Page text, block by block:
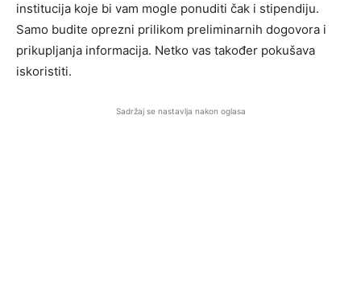
institucija koje bi vam mogle ponuditi čak i stipendiju.
Samo budite oprezni prilikom preliminarnih dogovora i
prikupljanja informacija. Netko vas također pokušava
iskoristiti.
Sadržaj se nastavlja nakon oglasa